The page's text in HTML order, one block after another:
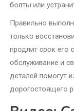
болты или
Правильно
только
продлит срок его
обслуживание и
деталей помогут
дорогостоящего